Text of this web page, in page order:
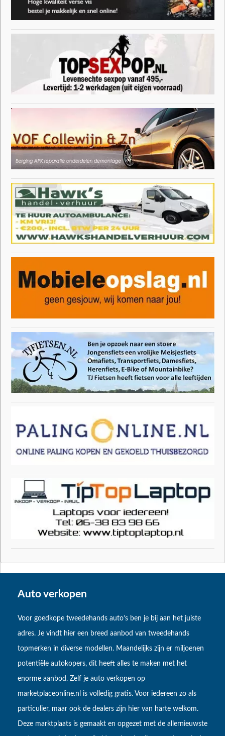
Auto verkopen
Voor goedkope tweedehands auto’s ben je bij aan het juiste
adres. Je vindt hier een breed aanbod van tweedehands
topmerken in diverse modellen. Maandelijks zijn er miljoenen
potentiële autokopers, dit heeft alles te maken met het
enorme aanbod. Zelf je auto verkopen op
marketplaceonline.nl is volledig gratis. Voor iedereen zo als
particulier, maar ook de dealers zijn hier van harte welkom.
Deze marktplaats is gemaakt en opgezet met de allernieuwste